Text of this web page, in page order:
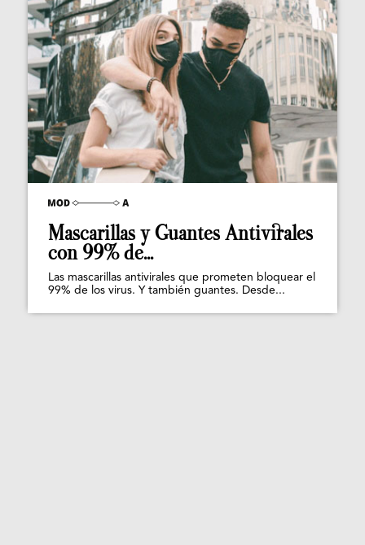
Mascarillas y Guantes Antivirales
con 99% de...
Las mascarillas antivirales que prometen bloquear el
99% de los virus. Y también guantes. Desde...